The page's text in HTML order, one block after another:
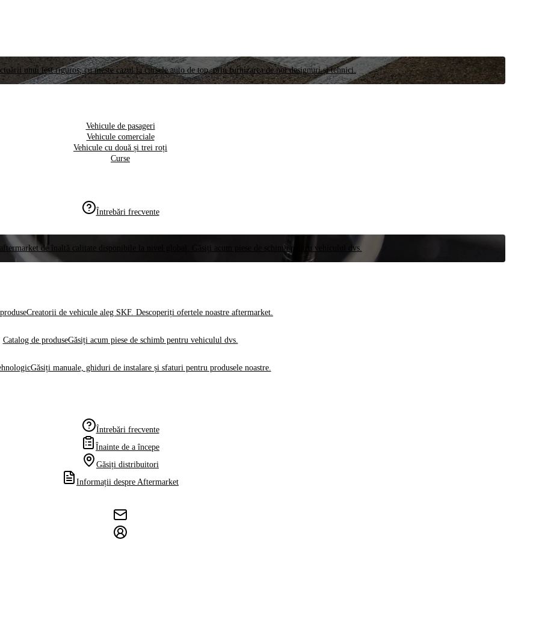
unui test riguros, cu meste cazul la cursele auto de top, prin furnizarea de noi designuri și tehnici.
Vehicule de pasageri
Vehicule comerciale
Vehicule cu două și trei roți
Curse
Întrebări frecvente
de înaltă calitate disponibile la nivel global. Găsiți acum piese de schimb pentru vehiculul dvs.
Creatorii de vehicule aleg SKF. Descoperiți ofertele noastre aftermarket.
Catalog de produseGăsiți acum piese de schimb pentru vehiculul dvs.
Găsiți manuale, ghiduri de instalare și sfaturi pentru produsele noastre.
Întrebări frecvente
Înainte de a începe
Găsiți distribuitori
Informații despre Aftermarket